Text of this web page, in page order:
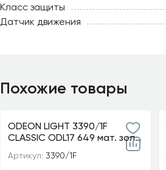
Класс защиты
Датчик движения
Похожие товары
ODEON LIGHT 3390/1F
CLASSIC ODL17 649 мат. зол/
абажур ткань/хрусталь
Торшер E14 40W 220V
Артикул: 3390/1F